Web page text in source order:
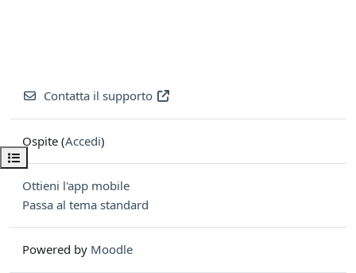
Apri indice del corso
Contatta il supporto
Ospite (Accedi)
Ottieni l'app mobile
Passa al tema standard
Powered by Moodle